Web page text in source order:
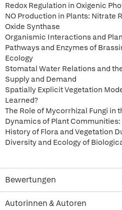
Redox Regulation in Oxigenic
NO Production in Plants: Nitrate
Oxide Synthase
Organismic Interactions and
Pathways and Enzymes of
Ecology
Stomatal Water Relations and
Supply and Demand
Spatially Explicit Vegetation
Learned?
The Role of Mycorrhizal Fungi in
Dynamics of Plant
History of Flora and Vegetation
Diversity and Ecology of
Bewertungen
Autorinnen & Autoren